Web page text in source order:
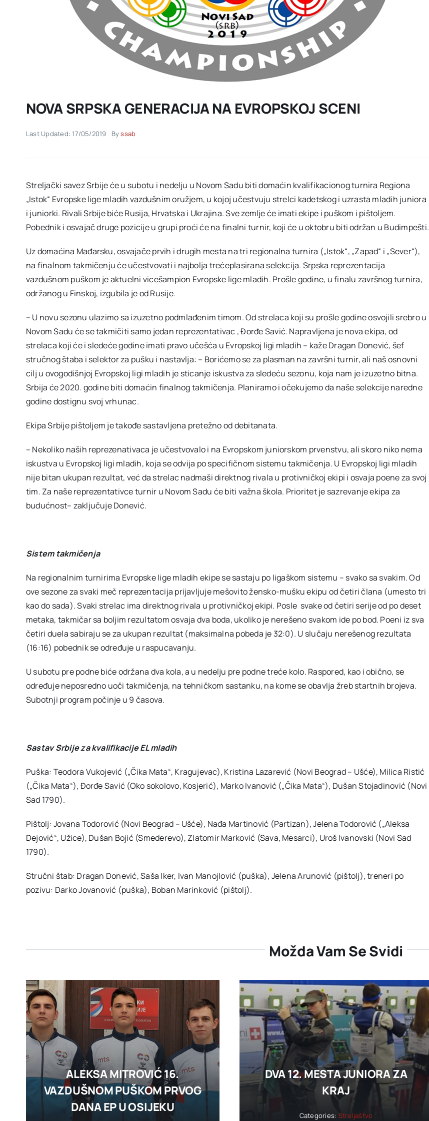
NOVA SRPSKA GENERACIJA NA EVROPSKOJ SCENI
Last Updated: 17/05/2019 Byssab
Streljački savez Srbije će u subotu i nedelju u Novom Sadu biti domaćin kvalifikacionog turnira Regiona
„Istok“ Evropske lige mladih vazdušnim oružjem, u kojoj učestvuju strelci kadetskog i uzrasta mladih juniora
i juniorki. Rivali Srbije biće Rusija, Hrvatska i Ukrajina. Sve zemlje će imati ekipe i puškom i pištoljem.
Pobednik i osvajač druge pozicije u grupi proći će na finalni turnir, koji će u oktobru biti održan u Budimpešti.
Uz domaćina Mađarsku, osvajače prvih i drugih mesta na tri regionalna turnira („Istok“, „Zapad“ i „Sever“),
na finalnom takmičenju će učestvovati i najbolja trećeplasirana selekcija. Srpska reprezentacija
vazdušnom puškom je aktuelni vicešampion Evropske lige mladih. Prošle godine, u finalu završnog turnira,
održanog u Finskoj, izgubila je od Rusije.
– U novu sezonu ulazimo sa izuzetno podmlađenim timom. Od strelaca koji su prošle godine osvojili srebro u
Novom Sadu će se takmičiti samo jedan reprezentativac , Đorđe Savić. Napravljena je nova ekipa, od
strelaca koji će i sledeće godine imati pravo učešća u Evropskoj ligi mladih – kaže Dragan Donević, šef
stručnog štaba i selektor za pušku i nastavlja: – Borićemo se za plasman na završni turnir, ali naš osnovni
cilj u ovogodišnjoj Evropskoj ligi mladih je sticanje iskustva za sledeću sezonu, koja nam je izuzetno bitna.
Srbija će 2020. godine biti domaćin finalnog takmičenja. Planiramo i očekujemo da naše selekcije naredne
godine dostignu svoj vrhunac.
Ekipa Srbije pištoljem je takođe sastavljena pretežno od debitanata.
– Nekoliko naših reprezenativaca je učestvovalo i na Evropskom juniorskom prvenstvu, ali skoro niko nema
iskustva u Evropskoj ligi mladih, koja se odvija po specifičnom sistemu takmičenja. U Evropskoj ligi mladih
nije bitan ukupan rezultat, već da strelac nadmaši direktnog rivala u protivničkoj ekipi i osvaja poene za svoj
tim. Za naše reprezentativce turnir u Novom Sadu će biti važna škola. Prioritet je sazrevanje ekipa za
budućnost– zaključuje Donević.
Sistem takmičenja
Na regionalnim turnirima Evropske lige mladih ekipe se sastaju po ligaškom sistemu – svako sa svakim. Od
ove sezone za svaki meč reprezentacija prijavljuje mešovito žensko-mušku ekipu od četiri člana (umesto tri
kao do sada). Svaki strelac ima direktnog rivala u protivničkoj ekipi. Posle svake od četiri serije od po deset
metaka, takmičar sa boljim rezultatom osvaja dva boda, ukoliko je nerešeno svakom ide po bod. Poeni iz sva
četiri duela sabiraju se za ukupan rezultat (maksimalna pobeda je 32:0). U slučaju nerešenog rezultata
(16:16) pobednik se određuje u raspucavanju.
U subotu pre podne biće održana dva kola, a u nedelju pre podne treće kolo. Raspored, kao i obično, se
određuje neposredno uoči takmičenja, na tehničkom sastanku, na kome se obavlja žreb startnih brojeva.
Subotnji program počinje u 9 časova.
Sastav Srbije za kvalifikacije EL mladih
Puška: Teodora Vukojević („Čika Mata“, Kragujevac), Kristina Lazarević (Novi Beograd – Ušće), Milica Ristić
(„Čika Mata“), Đorđe Savić (Oko sokolovo, Kosjerić), Marko Ivanović („Čika Mata“), Dušan Stojadinović (Novi
Sad 1790).
Pištolj: Jovana Todorović (Novi Beograd – Ušće), Nađa Martinović (Partizan), Jelena Todorović („Aleksa
Dejović“, Užice), Dušan Bojić (Smederevo), Zlatomir Marković (Sava, Mesarci), Uroš Ivanovski (Novi Sad
1790).
Stručni štab: Dragan Donević, Saša Iker, Ivan Manojlović (puška), Jelena Arunović (pištolj), treneri po
pozivu: Darko Jovanović (puška), Boban Marinković (pištolj).
Možda Vam Se Svidi
ALEKSA MITROVIĆ 16.
VAZDUŠNOM PUŠKOM PRVOG
DANA EP U OSIJEKU
DVA 12. MESTA JUNIORA ZA
KRAJ
Categories: Streljaštvo